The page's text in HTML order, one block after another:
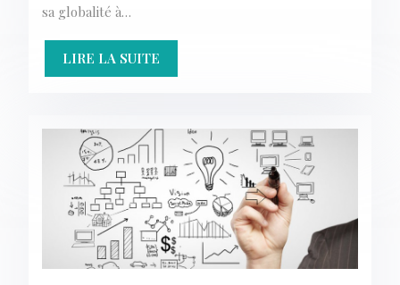
sa globalité à…
LIRE LA SUITE